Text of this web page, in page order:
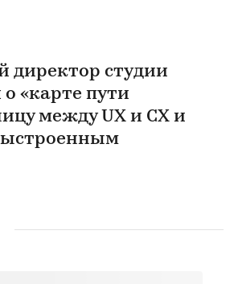
директор студии
о «карте пути
между UX и CX и